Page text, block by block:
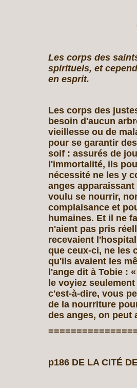
Les corps des
spirituels, et
en esprit.
Les corps des
besoin d'aucun
vieillesse ou de
pour se garantir
soif : assurés de
l'immortalité, ils
nécessité ne les y
anges
voulu se nourrir,
complaisance et
humaines. Et il ne
n'aient pas pris
recevaient
que ceux‑ci, ne les
qu'ils avaient les
l'ange dit à Tobie :
le voyiez
c'est‑à‑dire, vous
de la nourriture
des anges, on peut
p186 DE LA CITÉ